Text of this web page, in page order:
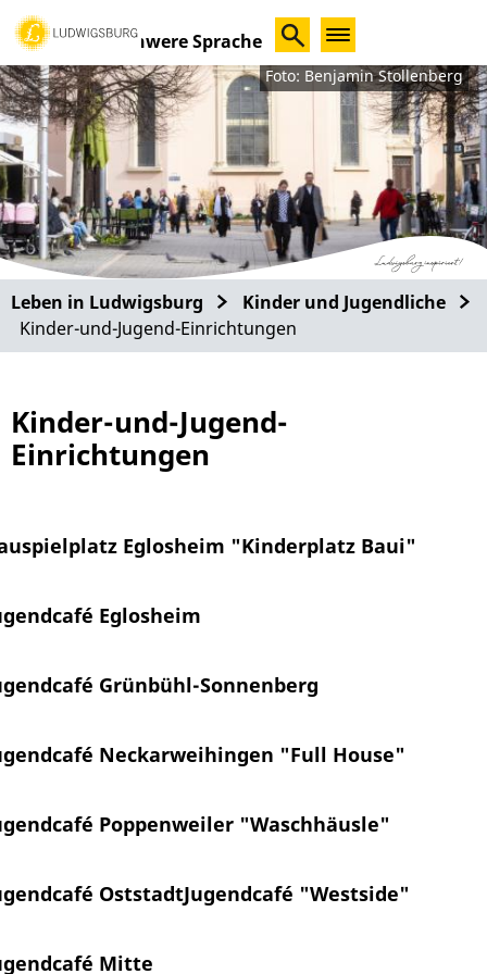
Schwere Sprache
Foto: Benjamin Stollenberg
Leben in Ludwigsburg
Kinder und Jugendliche
Kinder-und-Jugend-Einrichtungen
Kinder-und-Jugend-
Einrichtungen
Eglosheim "Kinderplatz Baui"
Eglosheim
Grünbühl-Sonnenberg
Neckarweihingen "Full House"
Poppenweiler "Waschhäusle"
OststadtJugendcafé "Westside"
Mitte